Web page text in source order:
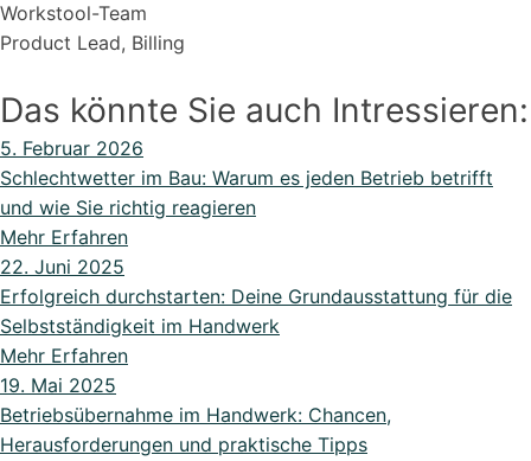
Workstool-Team
Product Lead, Billing
Das könnte Sie auch Intressieren:
5. Februar 2026
Schlechtwetter im Bau: Warum es jeden Betrieb betrifft
und wie Sie richtig reagieren
Mehr Erfahren
22. Juni 2025
Erfolgreich durchstarten: Deine Grundausstattung für die
Selbstständigkeit im Handwerk
Mehr Erfahren
19. Mai 2025
Betriebsübernahme im Handwerk: Chancen,
Herausforderungen und praktische Tipps